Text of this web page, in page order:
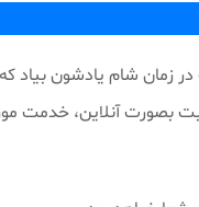
شام یادشون بیاد که
بصورت آنلاین، خدمت